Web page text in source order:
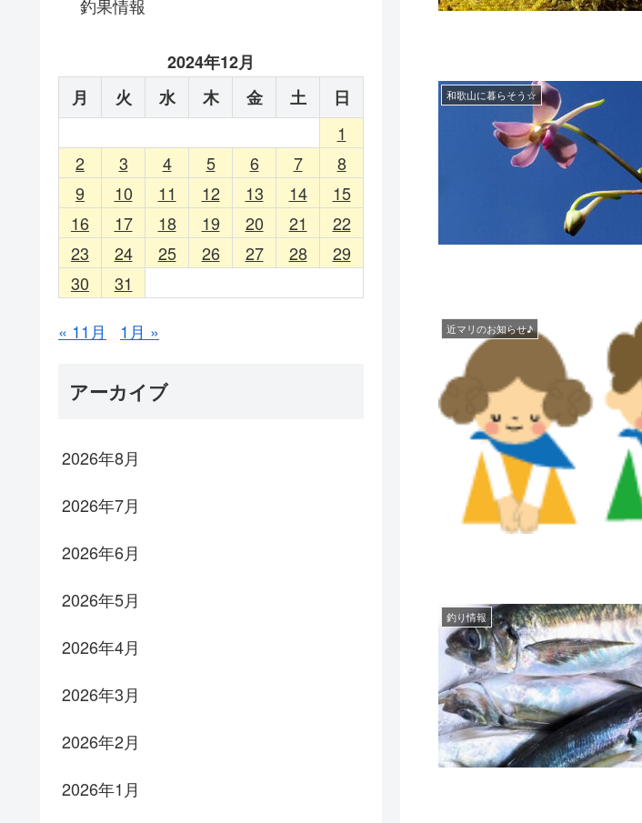
和歌山に暮らそう☆
近マリのお知らせ♪
釣り情報
釣果情報
2024年12月
月
火 水 木 金 土
日
1
2
3 4 5 6 7
8
9
10 11 12 13 14
15
16
17 18 19 20 21
22
23
24 25 26 27 28
29
30
31
« 11月 1月 »
アーカイブ
2026年8月
2026年7月
2026年6月
2026年5月
2026年4月
2026年3月
2026年2月
2026年1月